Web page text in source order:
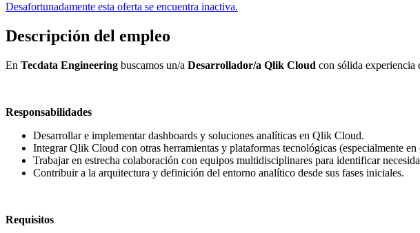
Desafortunadamente esta oferta se encuentra inactiva.
Descripción del empleo
En Tecdata Engineering buscamos un/a Desarrollador/a Qlik Cloud con sólida experiencia
Responsabilidades
Desarrollar e implementar dashboards y soluciones analíticas en Qlik Cloud.
Integrar Qlik Cloud con otras herramientas y plataformas tecnológicas (especialmente en
Trabajar en estrecha colaboración con equipos multidisciplinares para identificar
Contribuir a la arquitectura y definición del entorno analítico desde sus fases iniciales.
Requisitos